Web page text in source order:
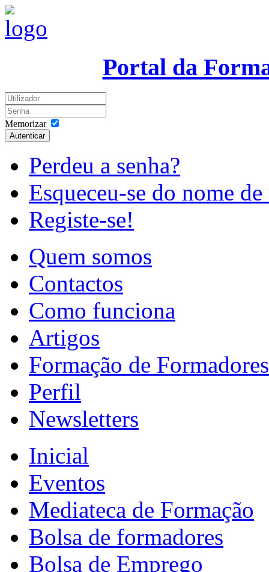
Portal da
Memorizar
Autenticar
Perdeu a senha?
Esqueceu-se do nome
Registe-se!
Quem somos
Contactos
Como funciona
Artigos
Formação de Formadores
Perfil
Newsletters
Inicial
Eventos
Mediateca de Formação
Bolsa de formadores
Bolsa de Emprego